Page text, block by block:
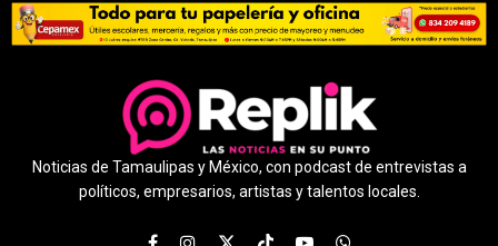
Noticias de Tamaulipas y México, con podcast de entrevistas a
políticos, empresarios, artistas y talentos locales.